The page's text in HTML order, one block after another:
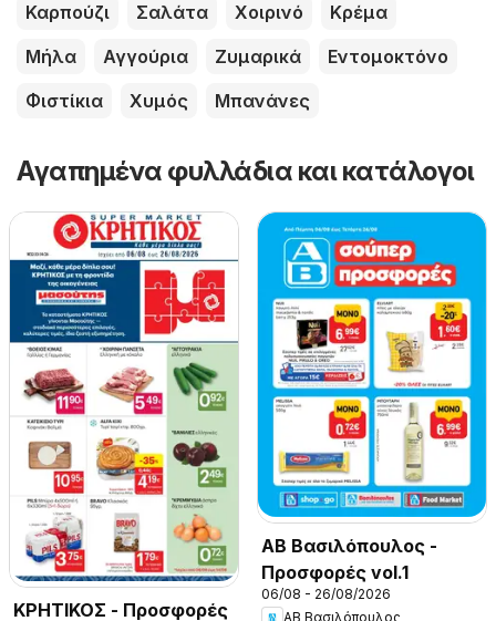
Καρπούζι
Σαλάτα Χοιρινό
Κρέμα
Μήλα
Αγγούρια Ζυμαρικά
Εντομοκτόνο
Φιστίκια
Χυμός Μπανάνες
Αγαπημένα φυλλάδια και κατάλογοι
ΚΡΗΤΙΚΟΣ - Προσφορές
ΑΒ Βασιλόπουλος -
Προσφορές vol.1
06/08 - 26/08/2026
ΑΒ Βασιλόπουλος